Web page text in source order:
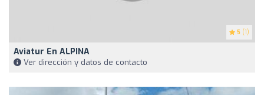
5 (1)
Aviatur En ALPINA
Ver dirección y datos de contacto